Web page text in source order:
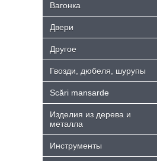
Bагонка
Двери
Другое
Гвозди, дюбеля, шурупы
Scări mansarde
Изделия из дерева и
металла
Инструменты